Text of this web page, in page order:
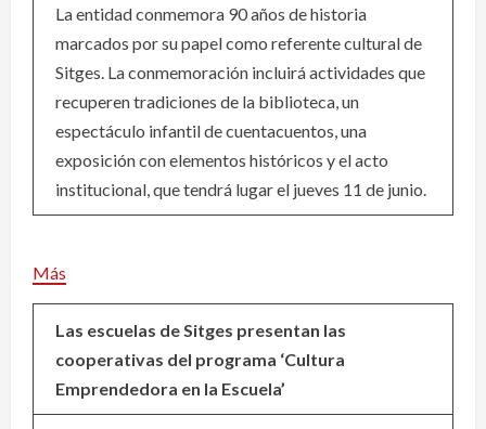
La entidad conmemora 90 años de historia
marcados por su papel como referente cultural de
Sitges. La conmemoración incluirá actividades que
recuperen tradiciones de la biblioteca, un
espectáculo infantil de cuentacuentos, una
exposición con elementos históricos y el acto
institucional, que tendrá lugar el jueves 11 de junio.
Más
Las escuelas de Sitges presentan las
cooperativas del programa ‘Cultura
Emprendedora en la Escuela’